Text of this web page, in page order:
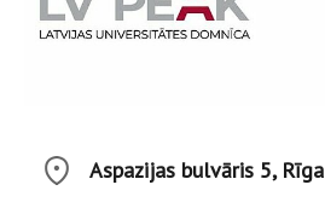
Aspazijas bulvāris 5, Rīga